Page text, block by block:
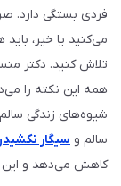
می‌کنید یا خیر،
تلاش کنید. دکتر
همه این نکته را
شیوه‌های زندگی
سالم و سیگار
کاهش می‌دهد و